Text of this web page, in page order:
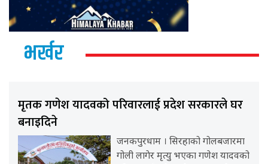
भर्खर
मृतक गणेश यादवको परिवारलाई प्रदेश सरकारले घर
बनाइदिने
जनकपुरधाम । सिरहाको गोलबजारमा
गोली लागेर मृत्यु भएका गणेश यादवको